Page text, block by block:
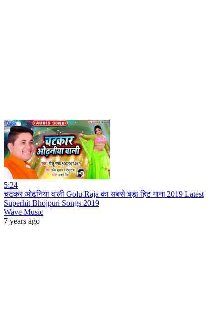
5:24
चटकर ओढनिया वाली Golu Raja का सबसे बड़ा हिट गाना 2019 Latest
Superhit Bhojpuri Songs 2019
Wave Music
7 years ago